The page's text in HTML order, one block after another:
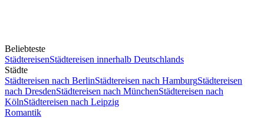
Beliebteste
StädtereisenStädtereisen innerhalb Deutschlands
Städte
Städtereisen nach BerlinStädtereisen nach HamburgStädtereisen
nach DresdenStädtereisen nach MünchenStädtereisen nach
KölnStädtereisen nach Leipzig
Romantik